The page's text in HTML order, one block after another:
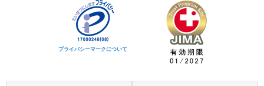
プライバシーマークについて